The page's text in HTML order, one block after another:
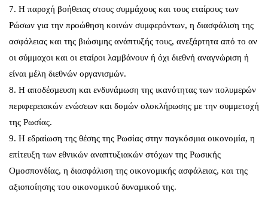
7. Η παροχή βοήθειας στους συμμάχους και τους εταίρους των
Ρώσων για την προώθηση κοινών συμφερόντων, η διασφάλιση της
ασφάλειας και της βιώσιμης ανάπτυξής τους, ανεξάρτητα από το αν
οι σύμμαχοι και οι εταίροι λαμβάνουν ή όχι διεθνή αναγνώριση ή
είναι μέλη διεθνών οργανισμών.
8. Η αποδέσμευση και ενδυνάμωση της ικανότητας των πολυμερών
περιφερειακών ενώσεων και δομών ολοκλήρωσης με την συμμετοχή
της Ρωσίας.
9. Η εδραίωση της θέσης της Ρωσίας στην παγκόσμια οικονομία, η
επίτευξη των εθνικών αναπτυξιακών στόχων της Ρωσικής
Ομοσπονδίας, η διασφάλιση της οικονομικής ασφάλειας, και της
αξιοποίησης του οικονομικού δυναμικού της.